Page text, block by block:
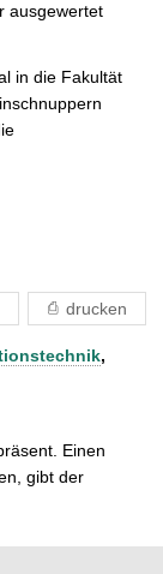
ausgewertet
in die Fakultät
drucken
,
Einen
gibt der